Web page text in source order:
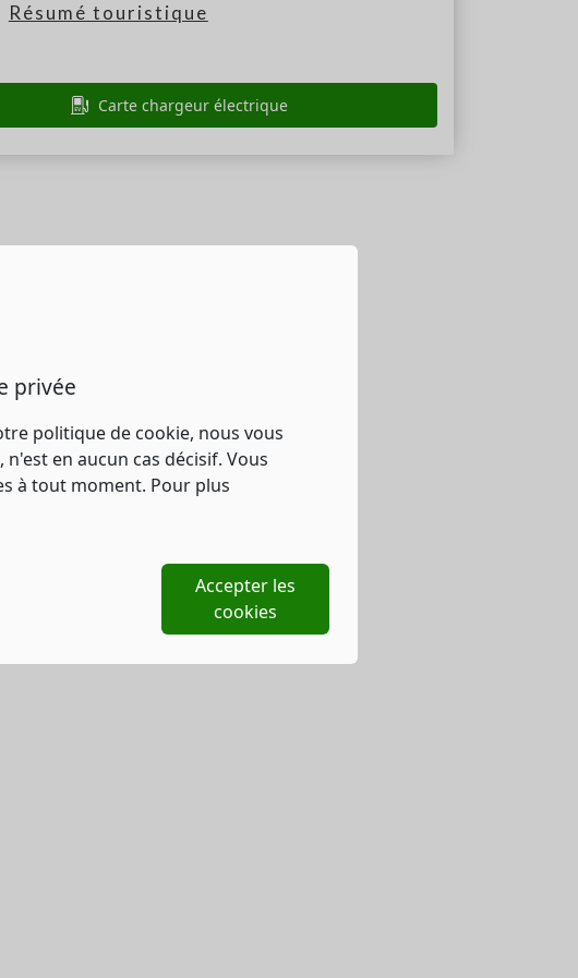
privée
politique de cookie, nous vous
en aucun cas décisif. Vous
à tout moment. Pour plus
Accepter les
cookies
Résumé touristique
Carte chargeur électrique